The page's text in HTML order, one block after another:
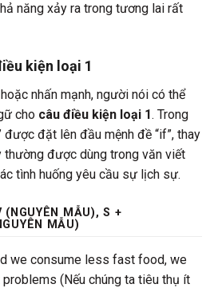
năng xảy ra trong tương lai rất
kiện loại 1
nhấn mạnh, người nói có thể
cho câu điều kiện loại 1. Trong
được đặt lên đầu mệnh đề “if”, thay
thường được dùng trong văn viết
tình huống yêu cầu sự lịch sự.
MẪU), S +
MẪU)
we consume less fast food, we
problems (Nếu chúng ta tiêu thụ ít